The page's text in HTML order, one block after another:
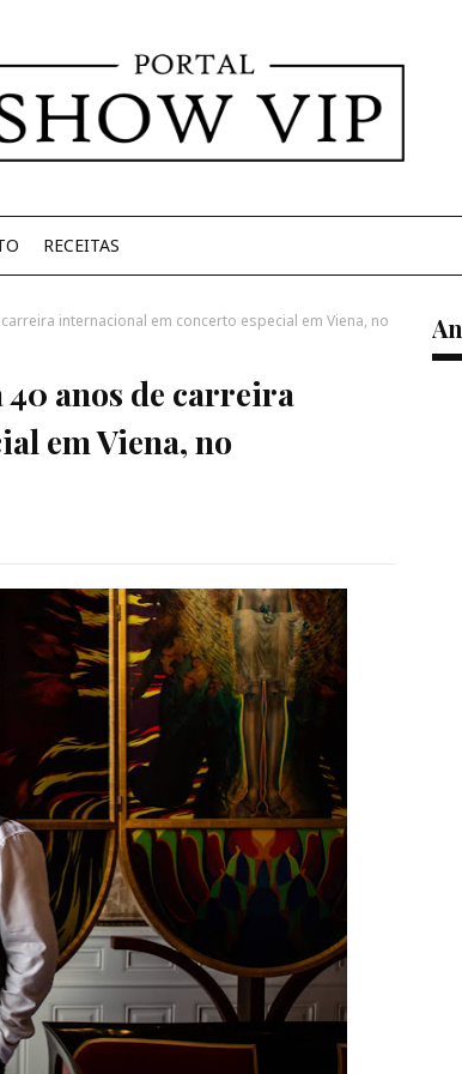
RECEITAS
internacional em concerto especial em Viena, no
anos de carreira
em Viena, no